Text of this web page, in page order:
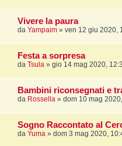
Vivere la paura
da Yampaim » ven 12 giu 2020,
Festa a sorpresa
da Tsula » gio 14 mag 2020,
Bambini riconsegnati e
da Rossella » dom 10 mag
Sogno Raccontato al
da Yuma » dom 3 mag 2020,